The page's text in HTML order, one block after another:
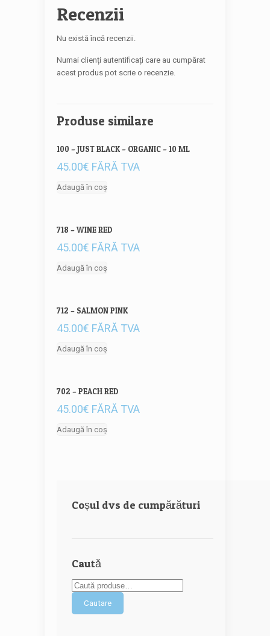
Recenzii
Nu există încă recenzii.
Numai clienți autentificați care au cumpărat
acest produs pot scrie o recenzie.
Produse similare
100 – JUST BLACK – ORGANIC – 10 ML
45.00€ FĂRĂ TVA
Adaugă în coș
718 – WINE RED
45.00€ FĂRĂ TVA
Adaugă în coș
712 – SALMON PINK
45.00€ FĂRĂ TVA
Adaugă în coș
702 – PEACH RED
45.00€ FĂRĂ TVA
Adaugă în coș
Coșul dvs de cumpărături
Caută
Cautare